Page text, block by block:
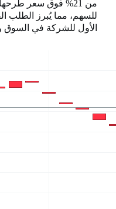
للسهم، مما يُبرز الطلب
الأول للشركة في السوق